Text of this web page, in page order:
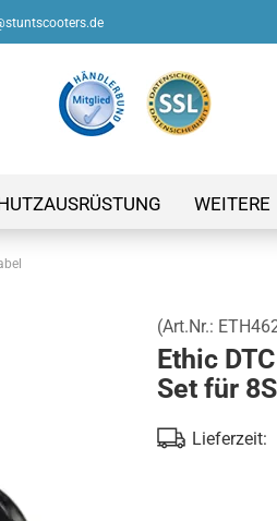
Passwort
Konto erstellen
Passwort
WEITERE
(Art.Nr.:
Ethic
Set für
Lieferzeit: